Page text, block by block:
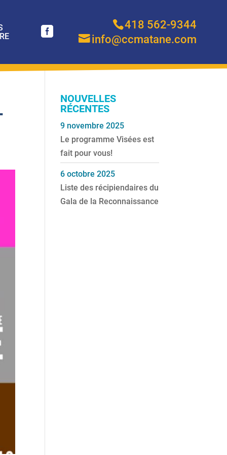
418 562-9344
info@ccmatane.com
NOUVELLES
RÉCENTES
Le programme Visées est
fait pour vous!
9 novembre 2025
Liste des récipiendaires du
Gala de la Reconnaissance
6 octobre 2025